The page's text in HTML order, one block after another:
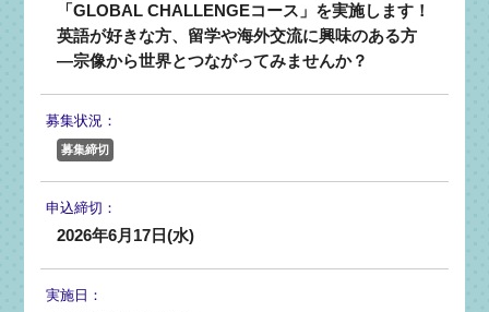
「GLOBAL CHALLENGEコース」を実施します！
英語が好きな方、留学や海外交流に興味のある方
—宗像から世界とつながってみませんか？
募集状況：
募集締切
申込締切：
2026年6月17日(水)
実施日：